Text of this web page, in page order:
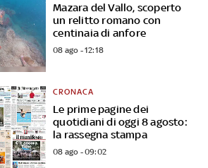
Mazara del Vallo, scoperto
un relitto romano con
centinaia di anfore
08 ago - 12:18
Le prime pagine dei
quotidiani di oggi 8 agosto:
la rassegna stampa
CRONACA
08 ago - 09:02